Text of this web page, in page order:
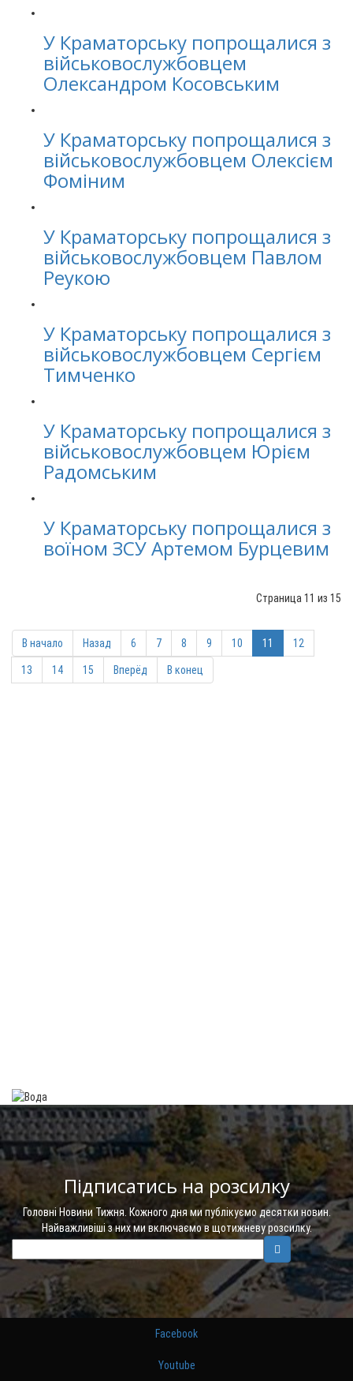
У Краматорську попрощалися з
військовослужбовцем
Олександром Косовським
У Краматорську попрощалися з
військовослужбовцем Олексієм
Фоміним
У Краматорську попрощалися з
військовослужбовцем Павлом
Реукою
У Краматорську попрощалися з
військовослужбовцем Сергієм
Тимченко
У Краматорську попрощалися з
військовослужбовцем Юрієм
Радомським
У Краматорську попрощалися з
воїном ЗСУ Артемом Бурцевим
Страница 11 из 15
В начало Назад 6 7 8 9 10 11 12
13 14 15 Вперёд В конец
Підписатись на розсилку
Головні Новини Тижня. Кожного дня ми публікуємо десятки новин.
Найважливіші з них ми включаємо в щотижневу розсилку.
Facebook
Youtube